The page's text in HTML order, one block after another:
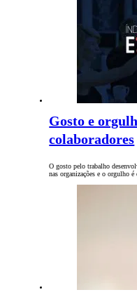
Gosto e
colaboradores
O gosto pelo trabalho
nas organizações e o orgulho